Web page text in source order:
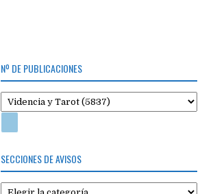
Nº DE PUBLICACIONES
SECCIONES DE AVISOS
Secciones